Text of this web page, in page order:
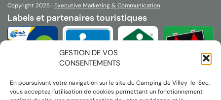
GESTION DE VOS
CONSENTEMENTS
En poursuivant votre navigation sur le site du Camping de Villey-le-Sec,
vous acceptez l'utilisation de cookies permettant un fonctionnement
Copyright 2025 | Executive Marketing & Communication
Labels et partenaires touristiques